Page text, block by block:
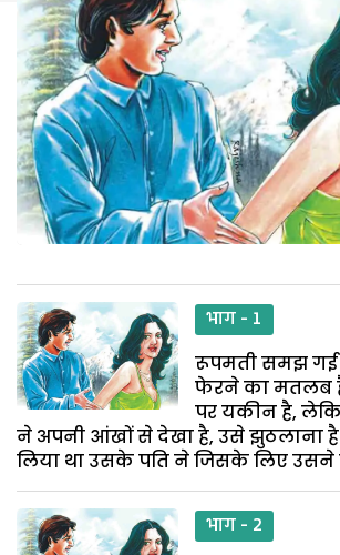
भाग - 1
रूपमती समझ गई
फेरने का मतलब
पर यकीन है,
ने अपनी आंखों से देखा है, उसे झुठलाना
लिया था उसके पति ने जिसके लिए उसने
भाग - 2